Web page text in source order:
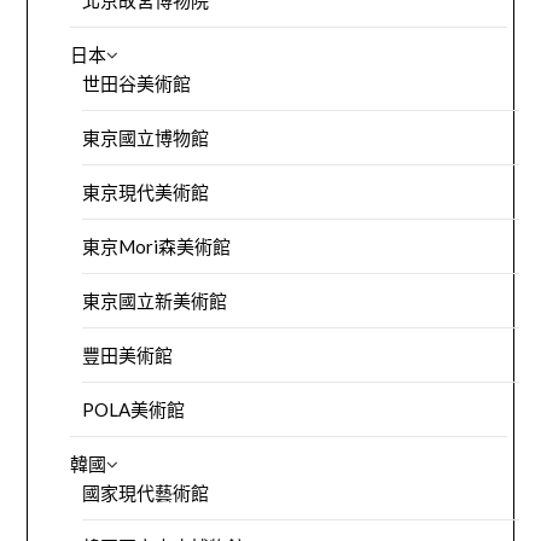
日本
世田谷美術館
東京國立博物館
東京現代美術館
東京Mori森美術館
東京國立新美術館
豐田美術館
POLA美術館
韓國
國家現代藝術館